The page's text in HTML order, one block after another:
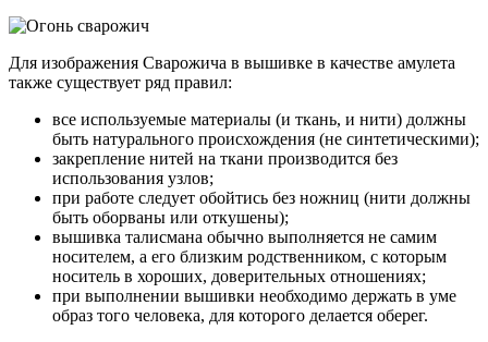
Для изображения Сварожича в вышивке в качестве амулета
также существует ряд правил:
все используемые материалы (и ткань, и нити) должны
быть натурального происхождения (не синтетическими);
закрепление нитей на ткани производится без
использования узлов;
при работе следует обойтись без ножниц (нити должны
быть оборваны или откушены);
вышивка талисмана обычно выполняется не самим
носителем, а его близким родственником, с которым
носитель в хороших, доверительных отношениях;
при выполнении вышивки необходимо держать в уме
образ того человека, для которого делается оберег.